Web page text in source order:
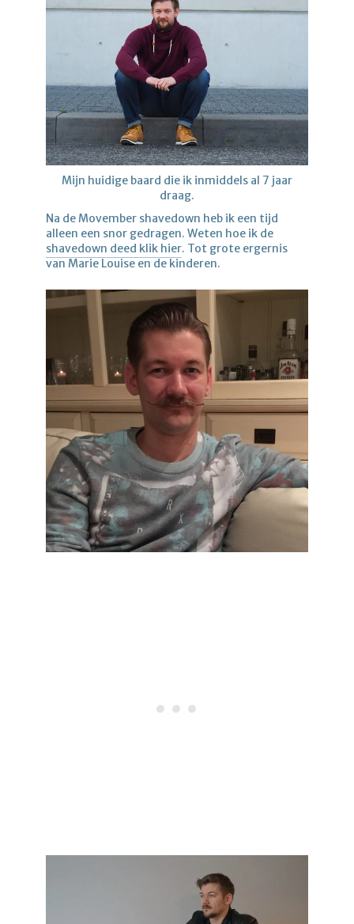
Mijn huidige baard die ik inmiddels al 7 jaar
draag.
Na de Movember shavedown heb ik een tijd
alleen een snor gedragen. Weten hoe ik de
shavedown deed klik hier. Tot grote ergernis
van Marie Louise en de kinderen.